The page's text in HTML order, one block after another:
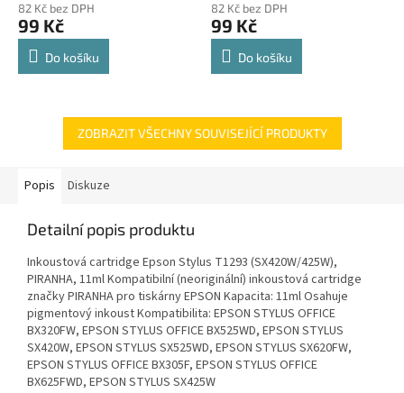
82 Kč bez DPH
99 Kč
Do košíku
82 Kč bez DPH
99 Kč
Do košíku
ZOBRAZIT VŠECHNY SOUVISEJÍCÍ PRODUKTY
Popis Diskuze
Detailní popis produktu
Inkoustová cartridge Epson Stylus T1293 (SX420W/425W),
PIRANHA, 11ml Kompatibilní (neoriginální) inkoustová cartridge
značky PIRANHA pro tiskárny EPSON Kapacita: 11ml Osahuje
pigmentový inkoust Kompatibilita: EPSON STYLUS OFFICE
BX320FW, EPSON STYLUS OFFICE BX525WD, EPSON STYLUS
SX420W, EPSON STYLUS SX525WD, EPSON STYLUS SX620FW,
EPSON STYLUS OFFICE BX305F, EPSON STYLUS OFFICE
BX625FWD, EPSON STYLUS SX425W